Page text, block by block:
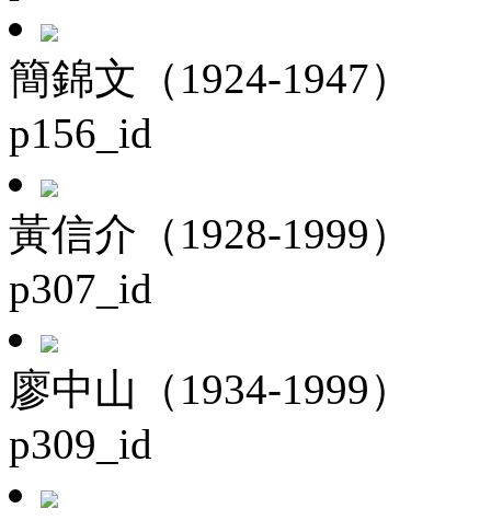
簡錦文（1924-1947）
p156_id
黃信介（1928-1999）
p307_id
廖中山（1934-1999）
p309_id